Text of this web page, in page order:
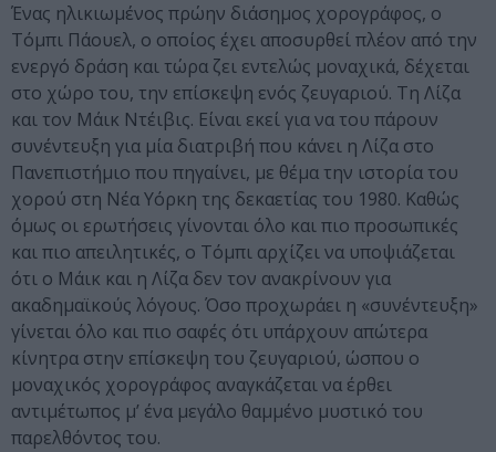
Ένας ηλικιωμένος πρώην διάσημος χορογράφος, ο
Τόμπι Πάουελ, ο οποίος έχει αποσυρθεί πλέον από την
ενεργό δράση και τώρα ζει εντελώς μοναχικά, δέχεται
στο χώρο του, την επίσκεψη ενός ζευγαριού. Tη Λίζα
και τον Μάικ Ντέιβις. Είναι εκεί για να του πάρουν
συνέντευξη για μία διατριβή που κάνει η Λίζα στο
Πανεπιστήμιο που πηγαίνει, με θέμα την ιστορία του
χορού στη Νέα Υόρκη της δεκαετίας του 1980. Καθώς
όμως οι ερωτήσεις γίνονται όλο και πιο προσωπικές
και πιο απειλητικές, ο Τόμπι αρχίζει να υποψιάζεται
ότι ο Μάικ και η Λίζα δεν τον ανακρίνουν για
ακαδημαϊκούς λόγους. Όσο προχωράει η «συνέντευξη»
γίνεται όλο και πιο σαφές ότι υπάρχουν απώτερα
κίνητρα στην επίσκεψη του ζευγαριού, ώσπου ο
μοναχικός χορογράφος αναγκάζεται να έρθει
αντιμέτωπος μ’ ένα μεγάλο θαμμένο μυστικό του
παρελθόντος του.